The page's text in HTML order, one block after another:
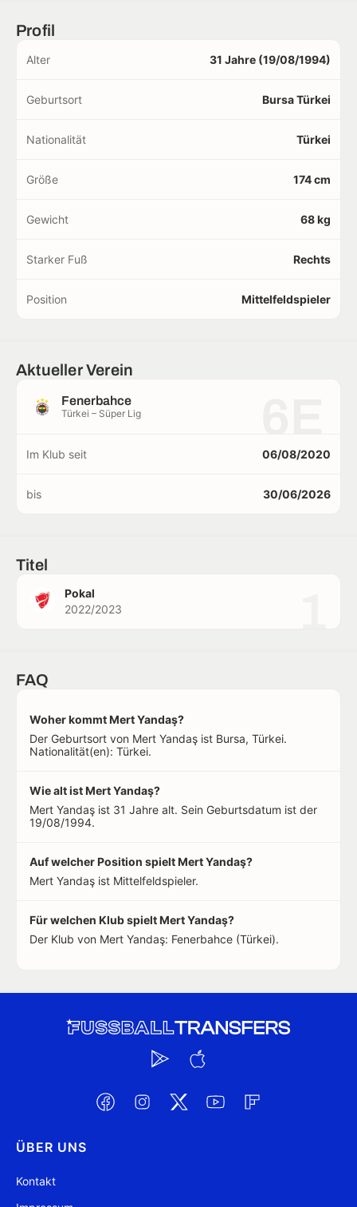
Profil
Alter 31 Jahre (19/08/1994)
Geburtsort Bursa Türkei
Nationalität Türkei
Größe 174 cm
Gewicht 68 kg
Starker Fuß Rechts
Position Mittelfeldspieler
Aktueller Verein
Fenerbahce
Türkei – Süper Lig
Im Klub seit 06/08/2020
bis 30/06/2026
Titel
Pokal
2022/2023
FAQ
Woher kommt Mert Yandaş?
Der Geburtsort von Mert Yandaş ist Bursa, Türkei.
Nationalität(en): Türkei.
Wie alt ist Mert Yandaş?
Mert Yandaş ist 31 Jahre alt. Sein Geburtsdatum ist der
19/08/1994.
Auf welcher Position spielt Mert Yandaş?
Mert Yandaş ist Mittelfeldspieler.
Für welchen Klub spielt Mert Yandaş?
Der Klub von Mert Yandaş: Fenerbahce (Türkei).
ÜBER UNS
Kontakt